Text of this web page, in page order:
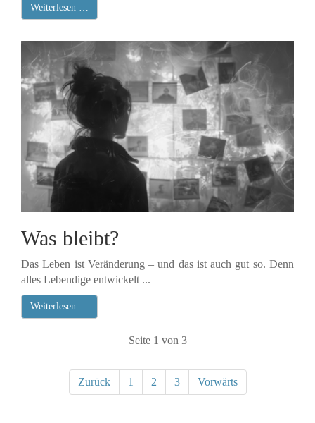
Weiterlesen …
Was bleibt?
Das Leben ist Veränderung – und das ist auch gut so. Denn
alles Lebendige entwickelt ...
Weiterlesen …
Seite 1 von 3
Zurück 1 2 3 Vorwärts